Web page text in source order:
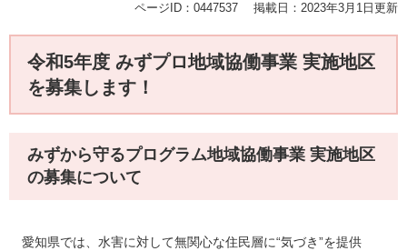
ページID：0447537 掲載日：2023年3月1日更新
令和5年度 みずプロ地域協働事業 実施地区
を募集します！
みずから守るプログラム地域協働事業 実施地区
の募集について
愛知県では、水害に対して無関心な住民層に“気づき”を提供